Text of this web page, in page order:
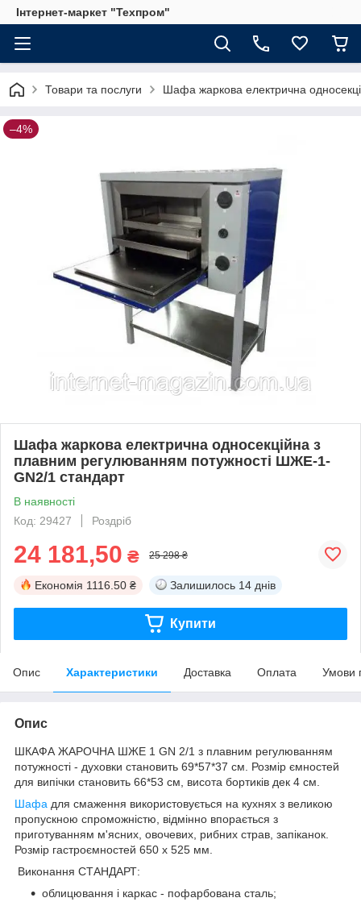
Інтернет-маркет "Техпром"
Товари та послуги Шафа жаркова електрична
–4%
Шафа жаркова електрична односекційна з
плавним регулюванням потужності ШЖЕ-1-
GN2/1 стандарт
В наявності
Код: 29427
Роздріб
24 181,50 ₴ 25 298 ₴
Економія 1116.50 ₴ Залишилось 14 днів
Купити
Опис Характеристики Доставка Оплата Умови
Опис
ШКАФА ЖАРОЧНА ШЖЕ 1 GN 2/1 з плавним регулюванням
потужності - духовки становить 69*57*37 см. Розмір ємностей
для випічки становить 66*53 см, висота бортиків дек 4 см.
Шафа для смаження використовується на кухнях з великою
пропускною спроможністю, відмінно впорається з
приготуванням м'ясних, овочевих, рибних страв, запіканок.
Розмір гастроємностей 650 х 525 мм.
Виконання СТАНДАРТ:
облицювання і каркас - пофарбована сталь;